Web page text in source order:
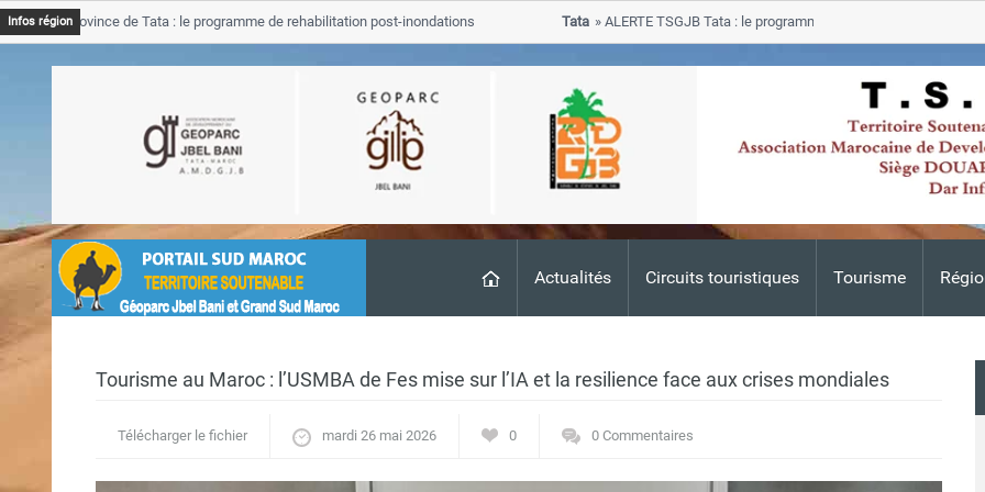
Actualités Circuits touristiques Tourisme
Infos régionProvince de Tata : le programme de rehabilitation post-inondations
ALERTE TSGJB Tata : le programme de rehabilitation post-
progresse dans les zones sinistrees
Tourisme au Maroc : l’USMBA de Fes mise sur l’IA et la resilience face aux crises mondiales
Télécharger le fichier mardi 26 mai 2026 0 0 Commentaires